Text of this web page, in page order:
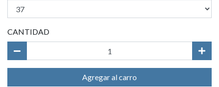
CANTIDAD
Agregar al carro